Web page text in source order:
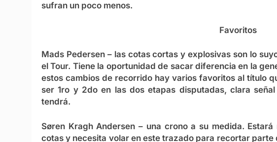
sufran un poco menos.
Favoritos
Mads Pedersen– las cotas cortas y explosivas son lo
el Tour. Tiene la oportunidad de sacar diferencia en la
estos cambios de recorrido hay varios favoritos al título
ser 1ro y 2do en las dos etapas disputadas, clara
tendrá.
Søren Kragh Andersen – una crono a su medida.
cotas y necesita volar en este trazado para recortar parte